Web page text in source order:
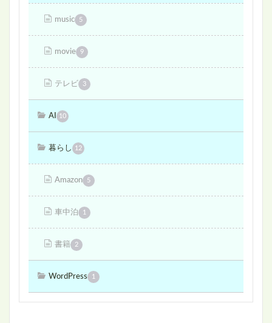
music 5
movie 9
テレビ 3
AI 10
暮らし 12
Amazon 5
車中泊 1
書籍 2
WordPress 1